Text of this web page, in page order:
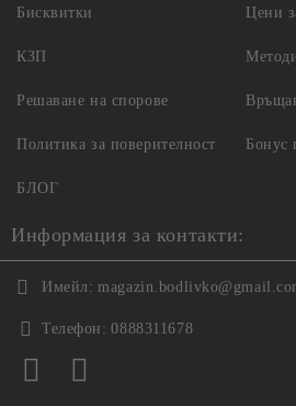
Бисквитки
КЗП
Решаване на спорове
Политика за поверителност
Цени
Бонус
БЛОГ
Информация за контакти:
Имейл:
Телефон: 0888311678